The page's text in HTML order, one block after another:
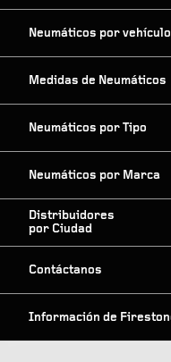
Neumáticos por vehículo
Medidas de Neumáticos
Neumáticos por Tipo
Neumáticos por Marca
Distribuidores
por Ciudad
Contáctanos
Información de